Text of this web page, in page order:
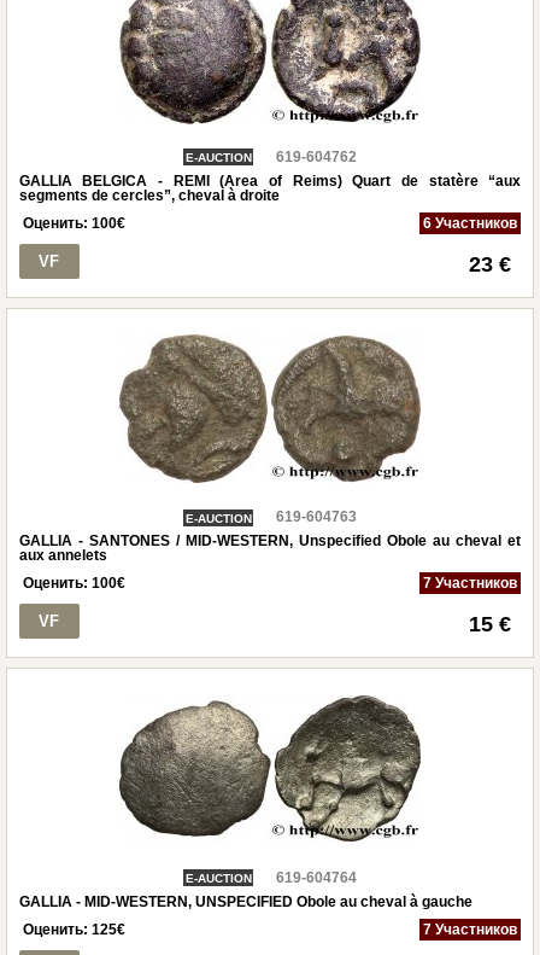
E-AUCTION
619-604762
GALLIA BELGICA - REMI (Area of Reims) Quart de statère “aux
segments de cercles”, cheval à droite
Оценить: 100€ 6 Участников
VF 23 €
E-AUCTION
619-604763
GALLIA - SANTONES / MID-WESTERN, Unspecified Obole au cheval et
aux annelets
Оценить: 100€ 7 Участников
VF 15 €
E-AUCTION
619-604764
GALLIA - MID-WESTERN, UNSPECIFIED Obole au cheval à gauche
Оценить: 125€ 7 Участников